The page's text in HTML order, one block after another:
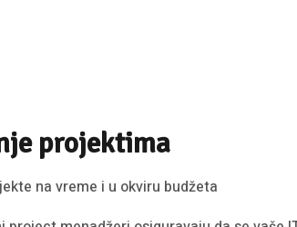
projektima
na vreme i u okviru budžeta